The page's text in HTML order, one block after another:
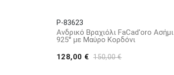
P-83623
Ανδρικό Βραχιόλι FaCad'oro Ασήμι
925° με Μαύρο Κορδόνι
128,00 € 150,00 €